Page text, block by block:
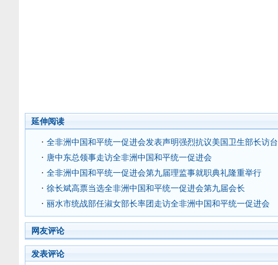
延伸阅读
全非洲中国和平统一促进会发表声明强烈抗议美国卫生部长访台
唐中东总领事走访全非洲中国和平统一促进会
全非洲中国和平统一促进会第九届理监事就职典礼隆重举行
徐长斌高票当选全非洲中国和平统一促进会第九届会长
丽水市统战部任淑女部长率团走访全非洲中国和平统一促进会
网友评论
发表评论